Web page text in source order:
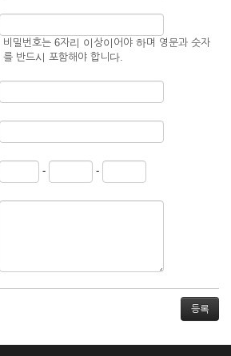
칙)
릅니다.
서비스 이용 희망자가 본 약관에 동의한
성립하며, 회사는 신청자의 실명 확인 절
.
ID는 변경할 수 없으며, 회원 1인당 한 개
부득이한 경우로 인해 변경하고자 하는 경
있으며, 실명으로 등록하지 않은 자의 일
기재하여 신청할 경우
비밀번호는 6자리 이상이어야 하며 영문과 숫자
를 반드시 포함해야 합니다.
- -